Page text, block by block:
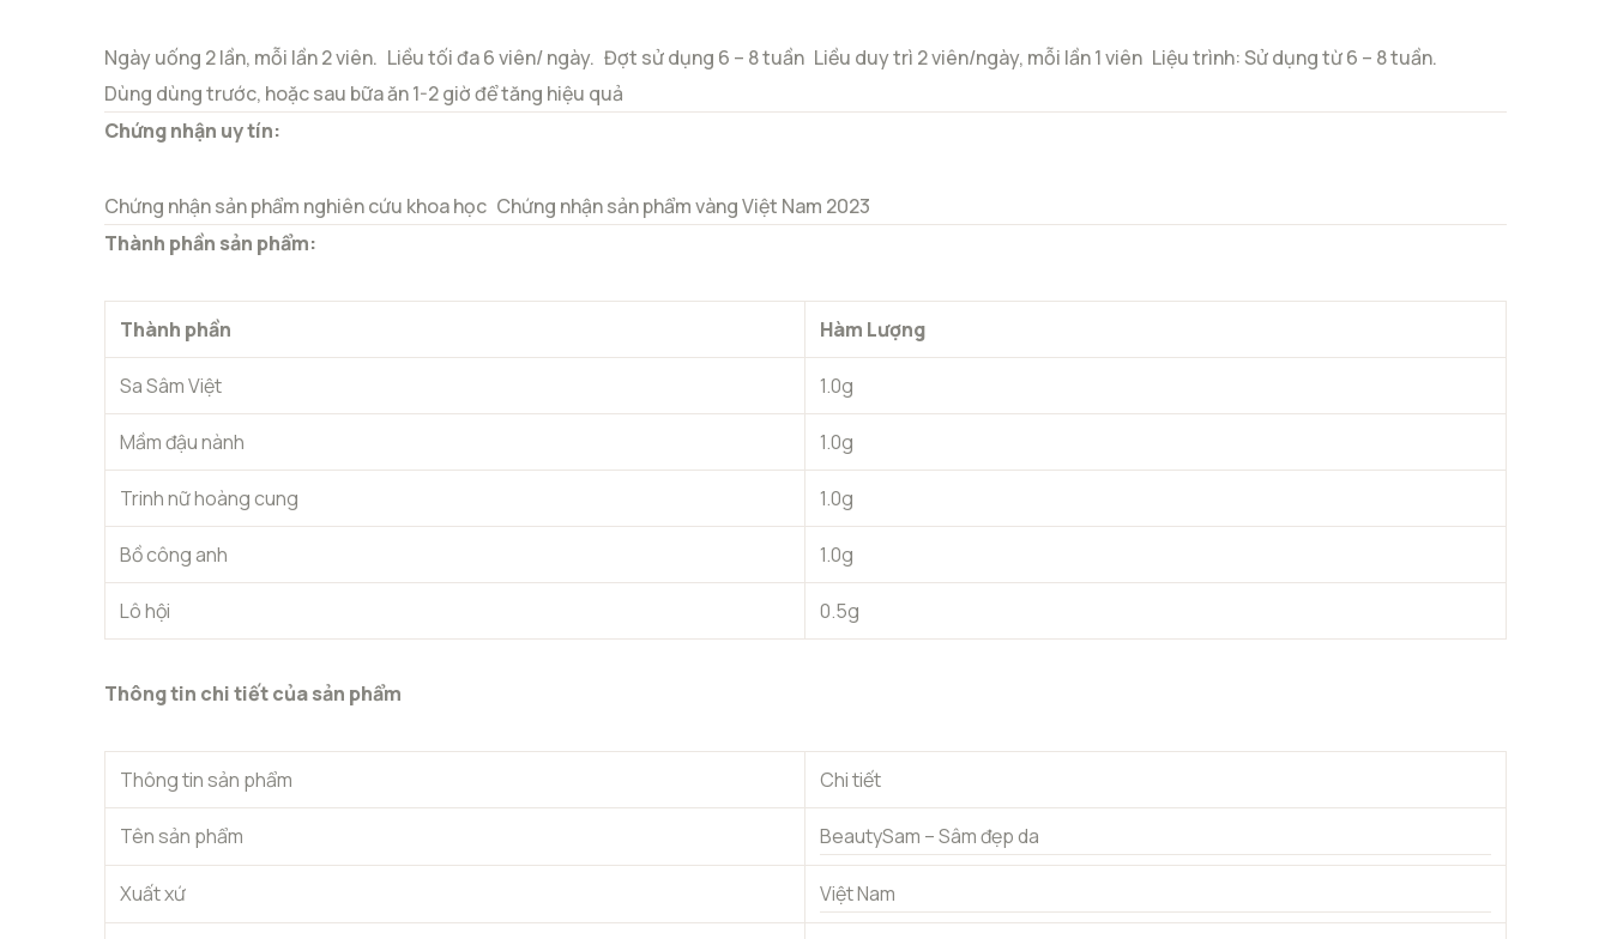
Ngày uống 2 lần, mỗi lần 2 viên. Liều tối đa 6 viên/ ngày. Đợt sử dụng 6 – 8 tuần Liều duy trì 2 viên/ngày, mỗi lần 1 viên Liệu trình: Sử dụng từ 6 – 8 tuần.
Dùng dùng trước, hoặc sau bữa ăn 1-2 giờ để tăng hiệu quả
Chứng nhận uy tín:
Chứng nhận sản phẩm nghiên cứu khoa học Chứng nhận sản phẩm vàng Việt Nam 2023
Thành phần sản phẩm:
Thành phần Hàm Lượng
Sa Sâm Việt 1.0g
Mầm đậu nành 1.0g
Trinh nữ hoàng cung 1.0g
Bồ công anh 1.0g
Lô hội 0.5g
Thông tin chi tiết của sản phẩm
Thông tin sản phẩm Chi tiết
Tên sản phẩm BeautySam – Sâm đẹp da
Xuất xứ Việt Nam